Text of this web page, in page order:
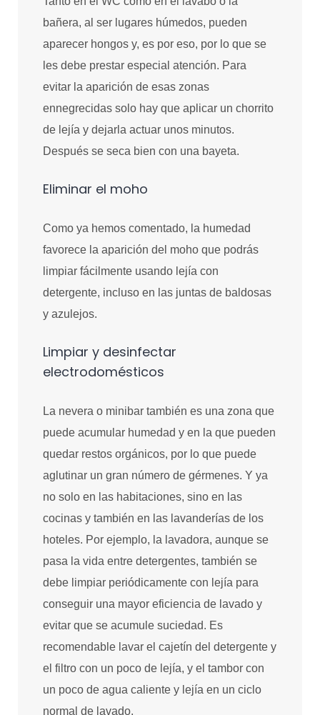
bañera, al ser lugares húmedos, pueden
aparecer hongos y, es por eso, por lo que se
les debe prestar especial atención. Para
evitar la aparición de esas zonas
ennegrecidas solo hay que aplicar un chorrito
de lejía y dejarla actuar unos minutos.
Después se seca bien con una bayeta.
Eliminar el moho
Como ya hemos comentado, la humedad
favorece la aparición del moho que podrás
limpiar fácilmente usando lejía con
detergente, incluso en las juntas de baldosas
y azulejos.
Limpiar y desinfectar
electrodomésticos
La nevera o minibar también es una zona que
puede acumular humedad y en la que pueden
quedar restos orgánicos, por lo que puede
aglutinar un gran número de gérmenes. Y ya
no solo en las habitaciones, sino en las
cocinas y también en las lavanderías de los
hoteles. Por ejemplo, la lavadora, aunque se
pasa la vida entre detergentes, también se
debe limpiar periódicamente con lejía para
conseguir una mayor eficiencia de lavado y
evitar que se acumule suciedad. Es
recomendable lavar el cajetín del detergente y
el filtro con un poco de lejía, y el tambor con
un poco de agua caliente y lejía en un ciclo
normal de lavado.